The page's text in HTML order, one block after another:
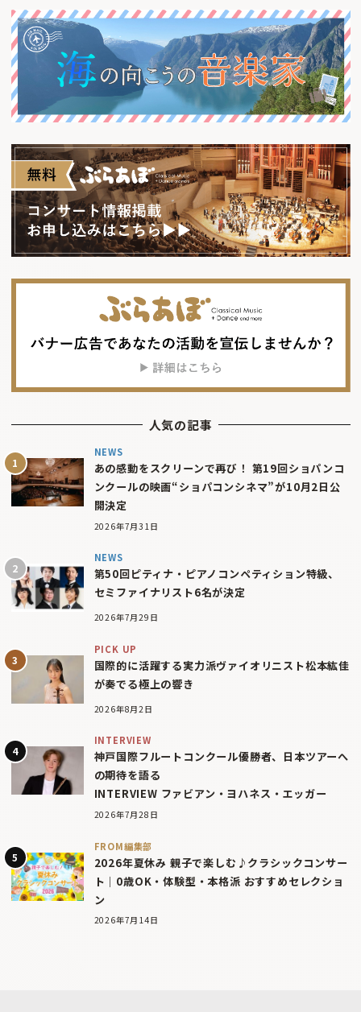
人気の記事
NEWS
あの感動をスクリーンで再び！ 第19回ショパンコ
ンクールの映画“ショパコンシネマ”が10月2日公
開決定
2026年7月31日
NEWS
第50回ピティナ・ピアノコンペティション特級、
セミファイナリスト6名が決定
2026年7月29日
PICK UP
国際的に活躍する実力派ヴァイオリニスト松本紘佳
が奏でる極上の響き
2026年8月2日
INTERVIEW
神戸国際フルートコンクール優勝者、日本ツアーへ
の期待を語る
INTERVIEW ファビアン・ヨハネス・エッガー
2026年7月28日
FROM編集部
2026年夏休み 親子で楽しむ♪クラシックコンサー
ト｜0歳OK・体験型・本格派 おすすめセレクショ
ン
2026年7月14日